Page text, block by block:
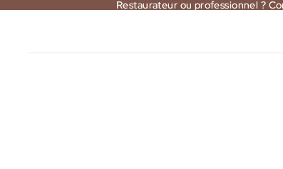
Restaurateur ou professionnel ?
Restaurateur ou professionnel ?